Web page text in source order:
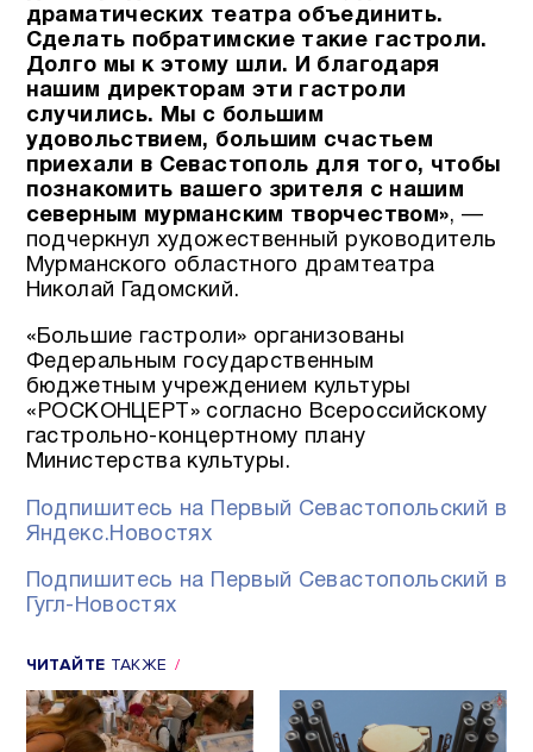
драматических театра объединить.
Сделать побратимские такие гастроли.
Долго мы к этому шли. И благодаря
нашим директорам эти гастроли
случились. Мы с большим
удовольствием, большим счастьем
приехали в Севастополь для того, чтобы
познакомить вашего зрителя с нашим
северным мурманским творчеством», —
подчеркнул художественный руководитель
Мурманского областного драмтеатра
Николай Гадомский.
«Большие гастроли» организованы
Федеральным государственным
бюджетным учреждением культуры
«РОСКОНЦЕРТ» согласно Всероссийскому
гастрольно-концертному плану
Министерства культуры.
Подпишитесь на Первый Севастопольский в
Яндекс.Новостях
Подпишитесь на Первый Севастопольский в
Гугл-Новостях
ЧИТАЙТЕ ТАКЖЕ